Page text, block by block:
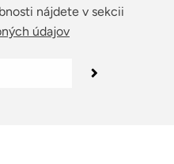
nájdete v sekcii
údajov